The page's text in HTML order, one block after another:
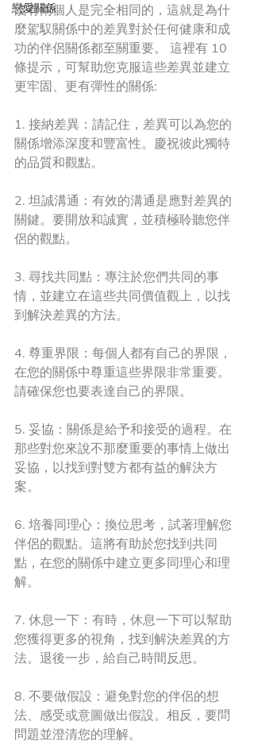
戀愛關係
沒有兩個人是完全相同的，這就是為什
麼駕馭關係中的差異對於任何健康和成
功的伴侶關係都至關重要。 這裡有 10
條提示，可幫助您克服這些差異並建立
更牢固、更有彈性的關係:
1. 接納差異：請記住，差異可以為您的
關係增添深度和豐富性。慶祝彼此獨特
的品質和觀點。
2. 坦誠溝通：有效的溝通是應對差異的
關鍵。要開放和誠實，並積極聆聽您伴
侶的觀點。
3. 尋找共同點：專注於您們共同的事
情，並建立在這些共同價值觀上，以找
到解決差異的方法。
4. 尊重界限：每個人都有自己的界限，
在您的關係中尊重這些界限非常重要。
請確保您也要表達自己的界限。
5. 妥協：關係是給予和接受的過程。在
那些對您來說不那麼重要的事情上做出
妥協，以找到對雙方都有益的解決方
案。
6. 培養同理心：換位思考，試著理解您
伴侶的觀點。這將有助於您找到共同
點，在您的關係中建立更多同理心和理
解。
7. 休息一下：有時，休息一下可以幫助
您獲得更多的視角，找到解決差異的方
法。退後一步，給自己時間反思。
8. 不要做假設：避免對您的伴侶的想
法、感受或意圖做出假設。相反，要問
問題並澄清您的理解。